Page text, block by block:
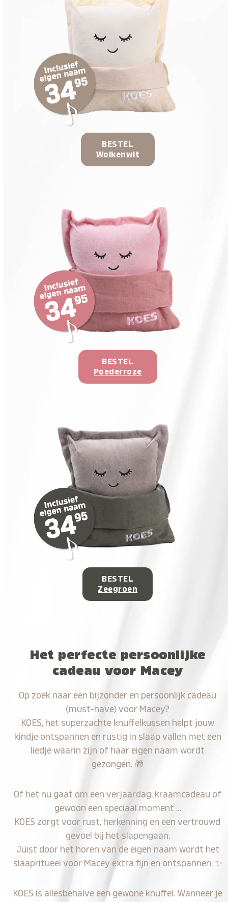
BESTEL
Wolkenwit
BESTEL
Poederroze
BESTEL
Zeegroen
Het perfecte persoonlijke
cadeau voor Macey
Op zoek naar een bijzonder en persoonlijk cadeau
(must-have) voor Macey?
KOES, het superzachte knuffelkussen helpt jouw
kindje ontspannen en rustig in slaap vallen met een
liedje waarin zijn of haar eigen naam wordt
gezongen. 🎁
Of het nu gaat om een verjaardag, kraamcadeau of
gewoon een speciaal moment …
KOES zorgt voor rust, herkenning en een vertrouwd
gevoel bij het slapengaan.
Juist door het horen van de eigen naam wordt het
slaapritueel voor Macey extra fijn en ontspannen. ✨
KOES is allesbehalve een gewone knuffel. Wanneer je